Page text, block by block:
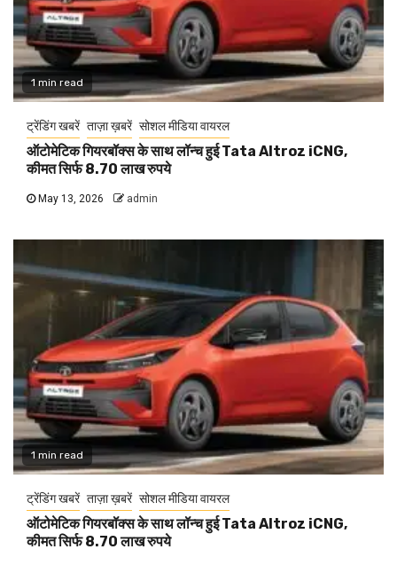
1 min read
ट्रेंडिंग खबरें ताज़ा ख़बरें सोशल मीडिया वायरल
ऑटोमेटिक गियरबॉक्स के साथ लॉन्च हुई Tata Altroz iCNG,
कीमत सिर्फ 8.70 लाख रुपये
May 13, 2026 admin
1 min read
ट्रेंडिंग खबरें ताज़ा ख़बरें सोशल मीडिया वायरल
ऑटोमेटिक गियरबॉक्स के साथ लॉन्च हुई Tata Altroz iCNG,
कीमत सिर्फ 8.70 लाख रुपये